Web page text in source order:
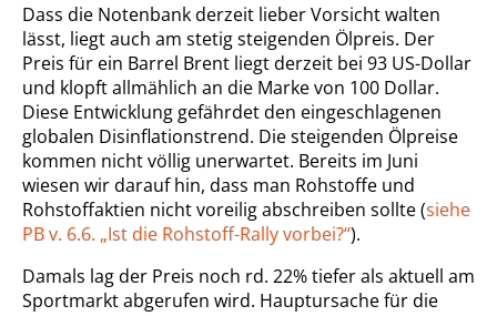
Dass die Notenbank derzeit lieber Vorsicht walten
lässt, liegt auch am stetig steigenden Ölpreis. Der
Preis für ein Barrel Brent liegt derzeit bei 93 US-Dollar
und klopft allmählich an die Marke von 100 Dollar.
Diese Entwicklung gefährdet den eingeschlagenen
globalen Disinflationstrend. Die steigenden Ölpreise
kommen nicht völlig unerwartet. Bereits im Juni
wiesen wir darauf hin, dass man Rohstoffe und
Rohstoffaktien nicht voreilig abschreiben sollte (siehe
PB v. 6.6. „Ist die Rohstoff-Rally vorbei?“).
Damals lag der Preis noch rd. 22% tiefer als aktuell am
Sportmarkt abgerufen wird. Hauptursache für die